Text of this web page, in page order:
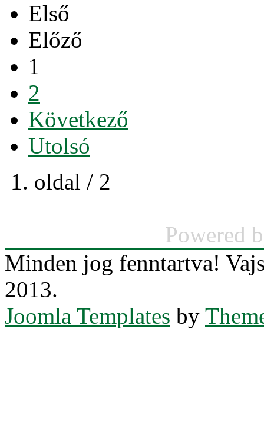
Első
Előző
1
2
Következő
Utolsó
1. oldal / 2
Powered
Minden jog fenntartva!
2013.
Joomla Templates by